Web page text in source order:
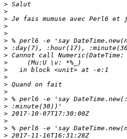
>
>
>
>
>
>
>
>
>
>
>
>
>
>
>
>
>
>
>